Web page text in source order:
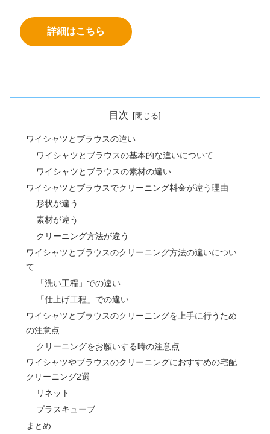
詳細はこちら
目次
ワイシャツとブラウスの違い
ワイシャツとブラウスの基本的な違いについて
ワイシャツとブラウスの素材の違い
ワイシャツとブラウスでクリーニング料金が違う理由
形状が違う
素材が違う
クリーニング方法が違う
ワイシャツとブラウスのクリーニング方法の違いについ
て
「洗い工程」での違い
「仕上げ工程」での違い
ワイシャツとブラウスのクリーニングを上手に行うため
の注意点
クリーニングをお願いする時の注意点
ワイシャツやブラウスのクリーニングにおすすめの宅配
クリーニング2選
リネット
プラスキューブ
まとめ